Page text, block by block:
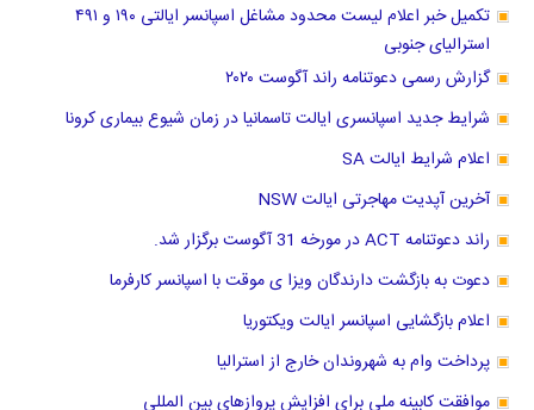
تکمیل خبر اعلام لیست محدود مشاغل اسپانسر ایالتی ۱۹۰ و ۴۹۱
استرالیای جنوبی
گزارش رسمی دعوتنامه راند آگوست ۲۰۲۰
شرایط جدید اسپانسری ایالت تاسمانیا در زمان شیوع بیماری کرونا
اعلام شرایط ایالت SA
آخرین آپدیت مهاجرتی ایالت NSW
راند دعوتنامه ACT در مورخه 31 آگوست برگزار شد.
دعوت به بازگشت دارندگان ویزا ی موقت با اسپانسر کارفرما
اعلام بازگشایی اسپانسر ایالت ویکتوریا
پرداخت وام به شهروندان خارج از استرالیا
موافقت کابینه ملی برای افزایش پروازهای بین المللی